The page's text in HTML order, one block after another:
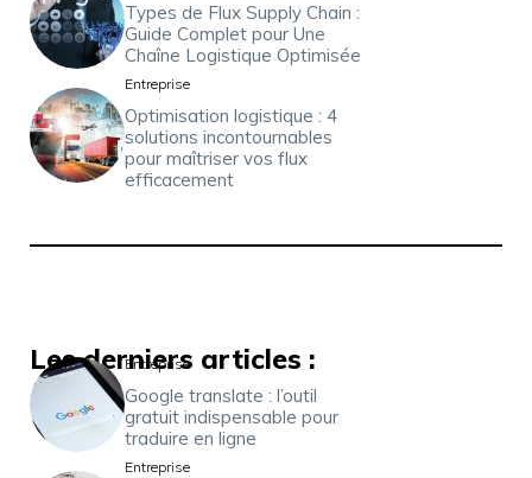
Types de Flux Supply Chain :
Guide Complet pour Une
Chaîne Logistique Optimisée
Entreprise
Optimisation logistique : 4
solutions incontournables
pour maîtriser vos flux
efficacement
Les derniers articles :
Entreprise
Google translate : l’outil
gratuit indispensable pour
traduire en ligne
Entreprise